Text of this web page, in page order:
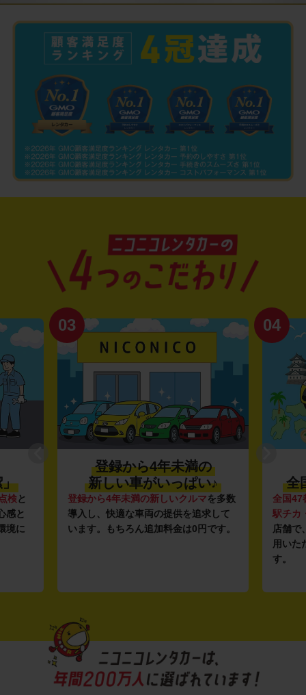
」
検と
感と
境に
03
登録から4年未満の
新しい車がいっぱい♪
登録から4年未満の新しいクルマを多数
導入し、快適な車両の提供を追求して
います。もちろん追加料金は0円です。
04
全
全国47
駅チカ
店舗で
用いた
す。